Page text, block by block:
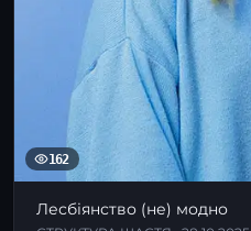
162
Лесбіянство (не) модно